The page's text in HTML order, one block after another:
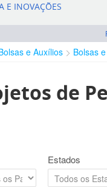
E INOVAÇÕES
e Auxílios Bolsas
de
Estados